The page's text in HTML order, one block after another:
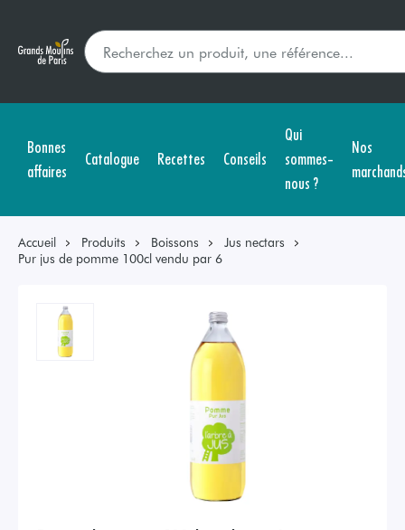
Bonnes
affaires
Catalogue Recettes Conseils
Qui
sommes-
nous ?
Nos
Accueil Produits Boissons
Jus nectars
Pur jus de pomme 100cl vendu par 6